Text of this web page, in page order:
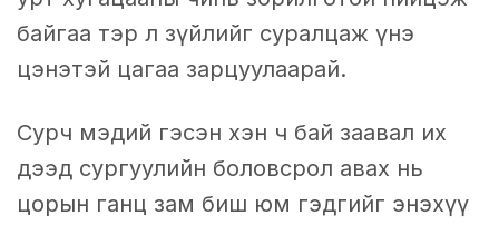
байгаа тэр л зүйлийг суралцаж үнэ
цэнэтэй цагаа зарцуулаарай.
Сурч мэдий гэсэн хэн ч бай заавал их
дээд сургуулийн боловсрол авах нь
цорын ганц зам биш юм гэдгийг энэхүү